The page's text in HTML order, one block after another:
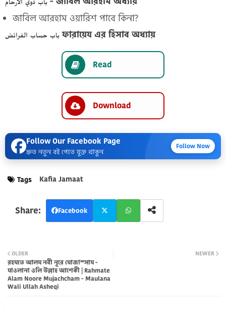
জাবিল আরহাম ওয়ারিশ পাবে কিনা?
باب حساب الفرائض ফারায়েয এর হিসাব অধ্যায়
Read
Download
Follow Our Facebook Page
দ্রুত নতুন বই পেতে যুক্ত থাকুন
Follow Now
Tags Kafia Jamaat
Facebook
NEWER
OLDER
রহমতে আলম নবী নূরে মোজাস্সাম -
মাওলানা ওলি উল্লাহ আশেকী | Rahmate
Alam Noore Mujachcham - Maulana
Wali Ullah Asheqi